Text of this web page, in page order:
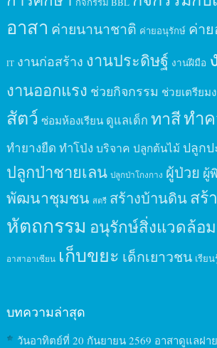
อาสา ค่ายนานาชาติ ค่ายอนุรักษ์ ค่า
IT งานก่อสร้าง งานประดิษฐ์ งานฝีมือ
งานออกแรง ช่วยกิจกรรม ช่วยเตรียม
สัตว์ ซ่อมห้องเรียน ดูแลเด็ก ทาสีทำ
ทำยางยืด ทำโป่ง บริจาค ปลูกต้นไม้ ปลูกป
ปลูกป่าชายเลน ปลูกป่าโกงกาง ผู้ป่วย ผู้
พัฒนาชุมชน สตรี สร้างบ้านดินสร้
หัตถกรรม อนุรักษ์สิ่งแวดล้อม
อาสาอาเซียน เก็บขยะ เด็กเยาวชน เรีย
บทความล่าสุด
วันอาทิตย์ที่ 20 กันยายน 2569 อาสาดูแลฝาย